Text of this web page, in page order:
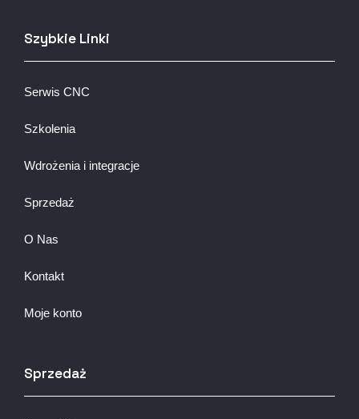
Szybkie Linki
Serwis CNC
Szkolenia
Wdrożenia i integracje
Sprzedaż
O Nas
Kontakt
Moje konto
Sprzedaż